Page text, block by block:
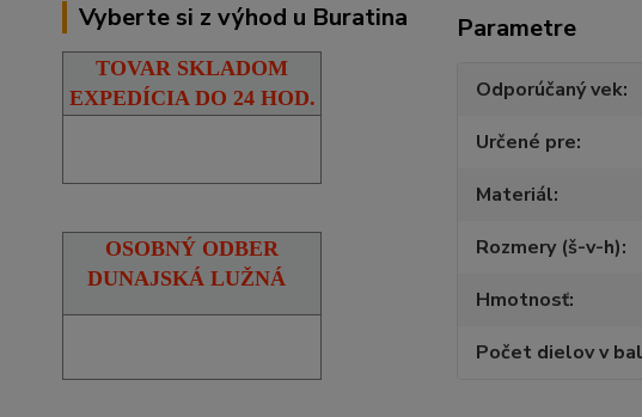
Vyberte si z výhod u Buratina
TOVAR SKLADOM
EXPEDÍCIA DO 24 HOD.
OSOBNÝ ODBER
DUNAJSKÁ LUŽNÁ
Parametre
Odporúčaný vek
Určené pre
Materiál
Rozmery (š-v-h)
Hmotnosť
Počet dielov v